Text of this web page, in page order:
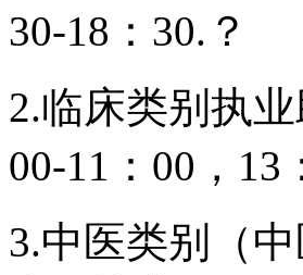
30-18：30.？
2.临床类别执
00-11：00，13
3.中医类别（